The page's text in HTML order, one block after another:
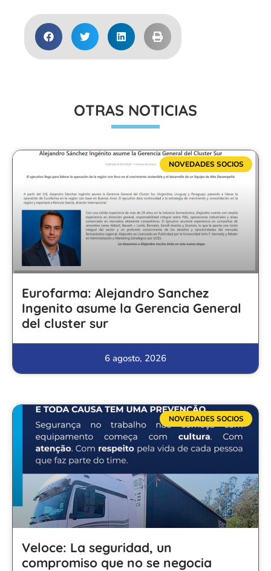
OTRAS NOTICIAS
NOVEDADES SOCIOS
Eurofarma: Alejandro Sanchez
Ingenito asume la Gerencia General
del cluster sur
6 agosto, 2026
NOVEDADES SOCIOS
Veloce: La seguridad, un
compromiso que no se negocia